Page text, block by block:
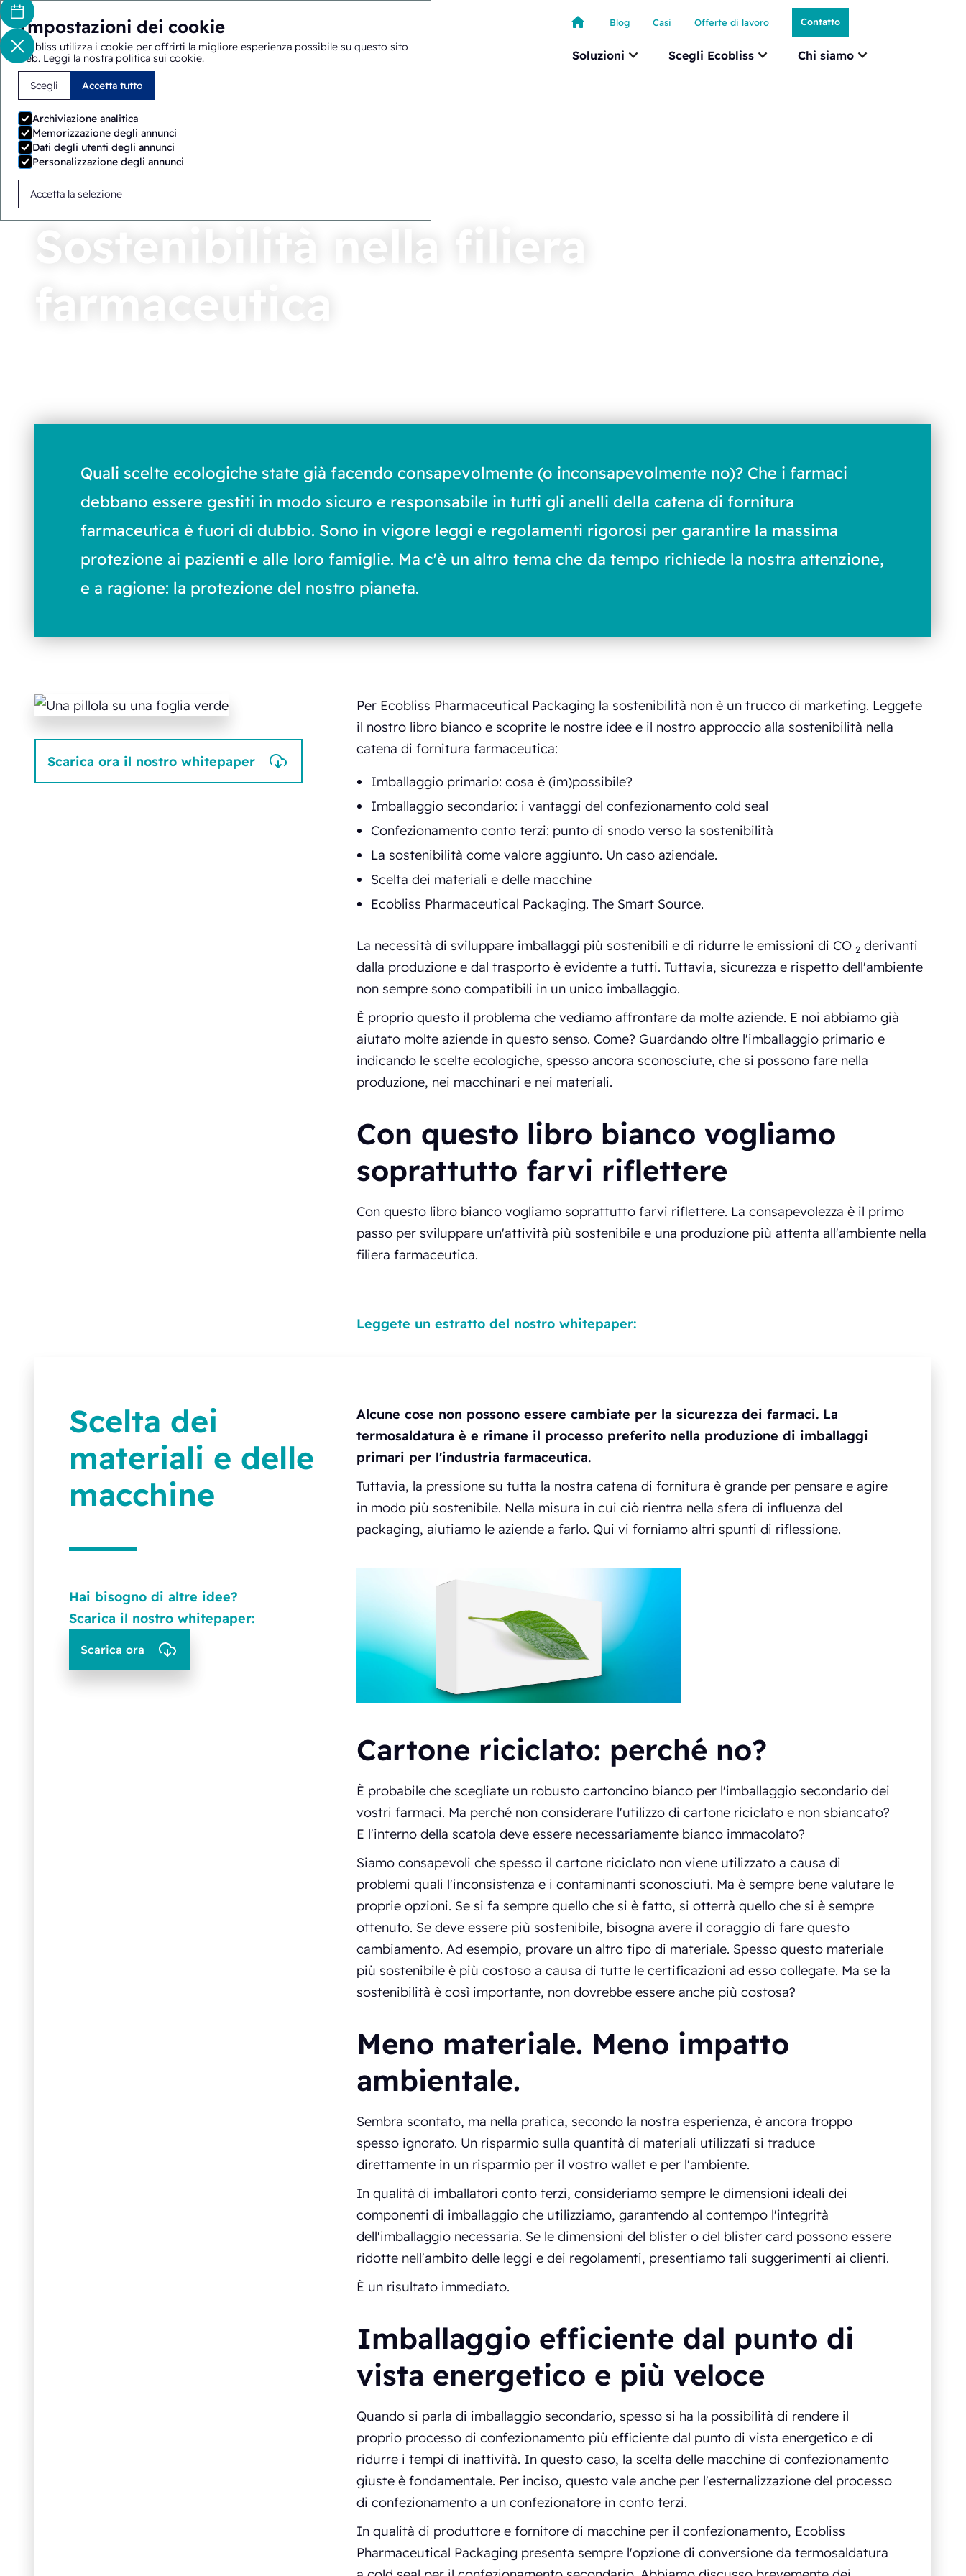
Impostazioni dei cookie
Ecobliss utilizza i cookie per offrirti la migliore esperienza possibile su questo sito
web. Leggi la nostra politica sui cookie.
Scegli Accetta tutto
Archiviazione analitica
Memorizzazione degli annunci
Dati degli utenti degli annunci
Personalizzazione degli annunci
Accetta la selezione
Soluzioni Scegli Ecobliss Chi siamo
Blog Casi Offerte di lavoro Contatto
Sostenibilità nella filiera
farmaceutica
Quali scelte ecologiche state già facendo consapevolmente (o inconsapevolmente no)? Che i farmaci
debbano essere gestiti in modo sicuro e responsabile in tutti gli anelli della catena di fornitura
farmaceutica è fuori di dubbio. Sono in vigore leggi e regolamenti rigorosi per garantire la massima
protezione ai pazienti e alle loro famiglie. Ma c'è un altro tema che da tempo richiede la nostra attenzione,
e a ragione: la protezione del nostro pianeta.
Scarica ora il nostro whitepaper
Per Ecobliss Pharmaceutical Packaging la sostenibilità non è un trucco di marketing. Leggete
il nostro libro bianco e scoprite le nostre idee e il nostro approccio alla sostenibilità nella
catena di fornitura farmaceutica:
Imballaggio primario: cosa è (im)possibile?
Imballaggio secondario: i vantaggi del confezionamento cold seal
Confezionamento conto terzi: punto di snodo verso la sostenibilità
La sostenibilità come valore aggiunto. Un caso aziendale.
Scelta dei materiali e delle macchine
Ecobliss Pharmaceutical Packaging. The Smart Source.
La necessità di sviluppare imballaggi più sostenibili e di ridurre le emissioni di CO 2 derivanti
dalla produzione e dal trasporto è evidente a tutti. Tuttavia, sicurezza e rispetto dell'ambiente
non sempre sono compatibili in un unico imballaggio.
È proprio questo il problema che vediamo affrontare da molte aziende. E noi abbiamo già
aiutato molte aziende in questo senso. Come? Guardando oltre l'imballaggio primario e
indicando le scelte ecologiche, spesso ancora sconosciute, che si possono fare nella
produzione, nei macchinari e nei materiali.
Con questo libro bianco vogliamo
soprattutto farvi riflettere
Con questo libro bianco vogliamo soprattutto farvi riflettere. La consapevolezza è il primo
passo per sviluppare un'attività più sostenibile e una produzione più attenta all'ambiente nella
filiera farmaceutica.
Leggete un estratto del nostro whitepaper:
Scelta dei
materiali e delle
macchine
Hai bisogno di altre idee?
Scarica il nostro whitepaper:
Scarica ora
Alcune cose non possono essere cambiate per la sicurezza dei farmaci. La
termosaldatura è e rimane il processo preferito nella produzione di imballaggi
primari per l'industria farmaceutica.
Tuttavia, la pressione su tutta la nostra catena di fornitura è grande per pensare e agire
in modo più sostenibile. Nella misura in cui ciò rientra nella sfera di influenza del
packaging, aiutiamo le aziende a farlo. Qui vi forniamo altri spunti di riflessione.
Cartone riciclato: perché no?
È probabile che scegliate un robusto cartoncino bianco per l'imballaggio secondario dei
vostri farmaci. Ma perché non considerare l'utilizzo di cartone riciclato e non sbiancato?
E l'interno della scatola deve essere necessariamente bianco immacolato?
Siamo consapevoli che spesso il cartone riciclato non viene utilizzato a causa di
problemi quali l'inconsistenza e i contaminanti sconosciuti. Ma è sempre bene valutare le
proprie opzioni. Se si fa sempre quello che si è fatto, si otterrà quello che si è sempre
ottenuto. Se deve essere più sostenibile, bisogna avere il coraggio di fare questo
cambiamento. Ad esempio, provare un altro tipo di materiale. Spesso questo materiale
più sostenibile è più costoso a causa di tutte le certificazioni ad esso collegate. Ma se la
sostenibilità è così importante, non dovrebbe essere anche più costosa?
Meno materiale. Meno impatto
ambientale.
Sembra scontato, ma nella pratica, secondo la nostra esperienza, è ancora troppo
spesso ignorato. Un risparmio sulla quantità di materiali utilizzati si traduce
direttamente in un risparmio per il vostro wallet e per l'ambiente.
In qualità di imballatori conto terzi, consideriamo sempre le dimensioni ideali dei
componenti di imballaggio che utilizziamo, garantendo al contempo l'integrità
dell'imballaggio necessaria. Se le dimensioni del blister o del blister card possono essere
ridotte nell'ambito delle leggi e dei regolamenti, presentiamo tali suggerimenti ai clienti.
È un risultato immediato.
Imballaggio efficiente dal punto di
vista energetico e più veloce
Quando si parla di imballaggio secondario, spesso si ha la possibilità di rendere il
proprio processo di confezionamento più efficiente dal punto di vista energetico e di
ridurre i tempi di inattività. In questo caso, la scelta delle macchine di confezionamento
giuste è fondamentale. Per inciso, questo vale anche per l'esternalizzazione del processo
di confezionamento a un confezionatore in conto terzi.
In qualità di produttore e fornitore di macchine per il confezionamento, Ecobliss
Pharmaceutical Packaging presenta sempre l'opzione di conversione da termosaldatura